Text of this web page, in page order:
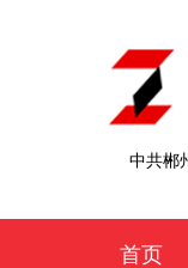
中共郴
首页